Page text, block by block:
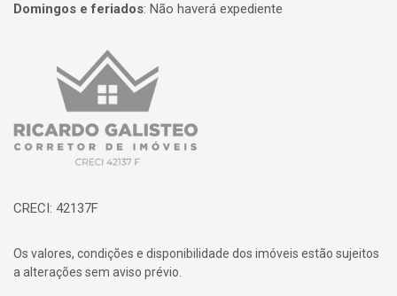
Domingos e feriados: Não haverá expediente
Página inicial
CRECI: 42137F
Os valores, condições e disponibilidade dos imóveis estão sujeitos
a alterações sem aviso prévio.